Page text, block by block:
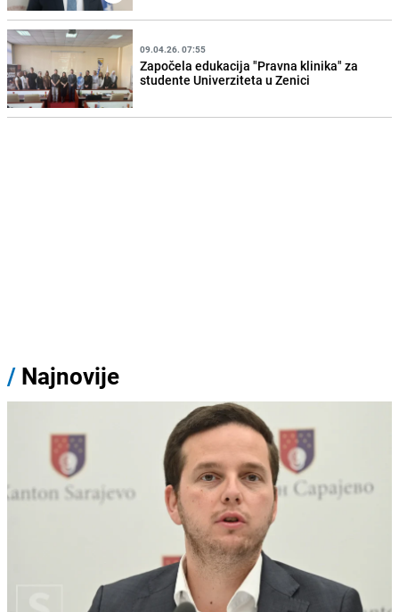
09.04.26. 07:55
Započela edukacija "Pravna klinika" za
studente Univerziteta u Zenici
/ Najnovije